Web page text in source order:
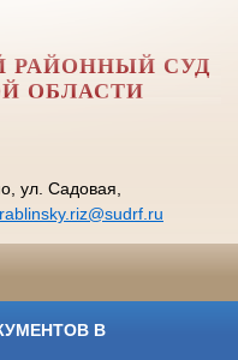
РАЙОННЫЙ СУД
ОБЛАСТИ
ул. Садовая,
В